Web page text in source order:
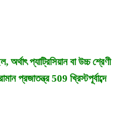
প্যাট্রিসিয়ান বা উচ্চ শ্রেণী
প্রজাতন্ত্র 509 খ্রিস্টপূর্বাব্দে